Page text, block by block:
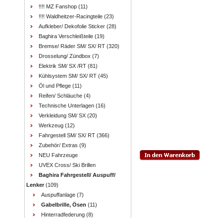
!!!! MZ Fanshop (11)
!!!! Waldheitzer-Racingteile (23)
Aufkleber/ Dekofolie Sticker (28)
Baghira Verschleißteile (19)
Bremse/ Räder SM/ SX/ RT (320)
Drosselung/ Zündbox (7)
Elektrik SM/ SX /RT (81)
Kühlsystem SM/ SX/ RT (45)
Öl und Pflege (11)
Reifen/ Schläuche (4)
Technische Unterlagen (16)
Verkleidung SM/ SX (20)
Werkzeug (12)
Fahrgestell SM/ SX/ RT (366)
Zubehör/ Extras (9)
NEU Fahrzeuge
UVEX Cross/ Ski Brillen
Baghira Fahrgestell/ Auspuff/
Lenker (109)
Auspuffanlage (7)
Gabelbrille, Ösen (11)
Hinterradfederung (8)